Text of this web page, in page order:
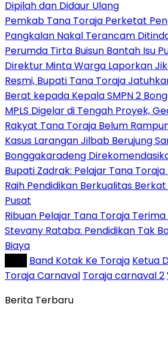
Dipilah dan Didaur Ulang
Pemkab Tana Toraja Perketat
Pangkalan Nakal Terancam
Perumda Tirta Buisun Bantah Isu
Direktur Minta Warga Laporkan
Resmi, Bupati Tana Toraja
Berat kepada Kepala SMPN 2
MPLS Digelar di Tengah Proyek,
Rakyat Tana Toraja Belum
Kasus Larangan Jilbab Berujung
Bonggakaradeng
Bupati Zadrak: Pelajar Tana
Raih Pendidikan Berkualitas
Pusat
Ribuan Pelajar Tana Toraja Terima
Stevany Rataba: Pendidikan Tak
Biaya
Band Kotak Ke Toraja Ketua
Toraja Carnaval Toraja carnaval 2
Berita Terbaru